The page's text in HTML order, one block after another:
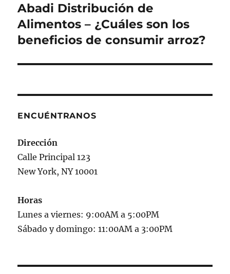
Siguiente
entrada:
Abadi Distribución de
Alimentos – ¿Cuáles son los
beneficios de consumir arroz?
ENCUÉNTRANOS
Dirección
Calle Principal 123
New York, NY 10001
Horas
Lunes a viernes: 9:00AM a 5:00PM
Sábado y domingo: 11:00AM a 3:00PM